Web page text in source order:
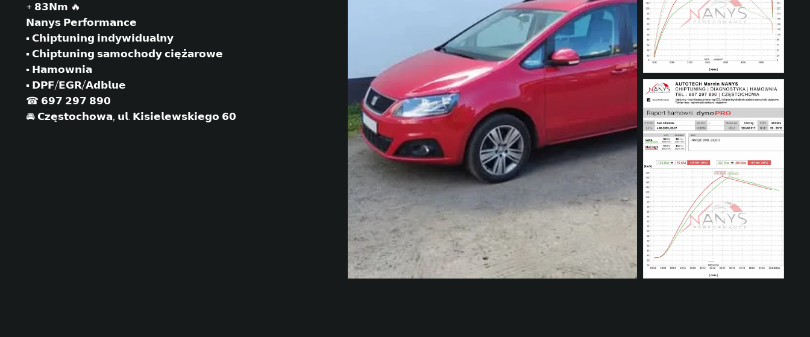
+ 𝟴𝟯𝗡𝗺 🔥
𝗡𝗮𝗻𝘆𝘀 𝗣𝗲𝗿𝗳𝗼𝗿𝗺𝗮𝗻𝗰𝗲
▪ 𝗖𝗵𝗶𝗽𝘁𝘂𝗻𝗶𝗻𝗴 𝗶𝗻𝗱𝘆𝘄𝗶𝗱𝘂𝗮𝗹𝗻𝘆
▪ 𝗖𝗵𝗶𝗽𝘁𝘂𝗻𝗶𝗻𝗴 𝘀𝗮𝗺𝗼𝗰𝗵𝗼𝗱𝘆 𝗰𝗶𝗲̨𝘇̇𝗮𝗿𝗼𝘄𝗲
▪ 𝗛𝗮𝗺𝗼𝘄𝗻𝗶𝗮
▪ 𝗗𝗣𝗙/𝗘𝗚𝗥/𝗔𝗱𝗯𝗹𝘂𝗲
☎ 𝟲𝟵𝟳 𝟮𝟵𝟳 𝟴𝟵𝟬
🚘 𝗖𝘇𝗲̨𝘀𝘁𝗼𝗰𝗵𝗼𝘄𝗮, 𝘂𝗹. 𝗞𝗶𝘀𝗶𝗲𝗹𝗲𝘄𝘀𝗸𝗶𝗲𝗴𝗼 𝟲𝟬